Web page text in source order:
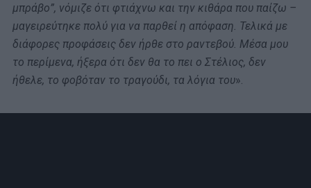
μπράβο”, νόμιζε ότι φτιάχνω και την κιθάρα που παίζω –
μαγειρεύτηκε πολύ για να παρθεί η απόφαση. Τελικά με
διάφορες προφάσεις δεν ήρθε στο ραντεβού. Μέσα μου
το περίμενα, ήξερα ότι δεν θα το πει ο Στέλιος, δεν
ήθελε, το φοβόταν το τραγούδι, τα λόγια του».